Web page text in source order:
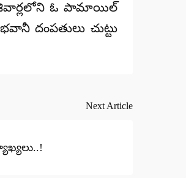
శివార్లలోని ఓ పామాయిల్‌
దంపతులు చుట్టు
Next Article